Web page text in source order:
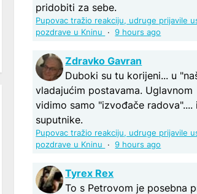
pridobiti za sebe.
Pupovac tražio reakciju, udruge prijavile
pozdrave u Kninu
·9 hours ago
Zdravko Gavran
Duboki su tu korijeni... u
vladajućim postavama. Uglavnom
vidimo samo "izvođače radova".... i
suputnike.
Pupovac tražio reakciju, udruge prijavile
pozdrave u Kninu
·9 hours ago
Tyrex Rex
To s Petrovom je posebna